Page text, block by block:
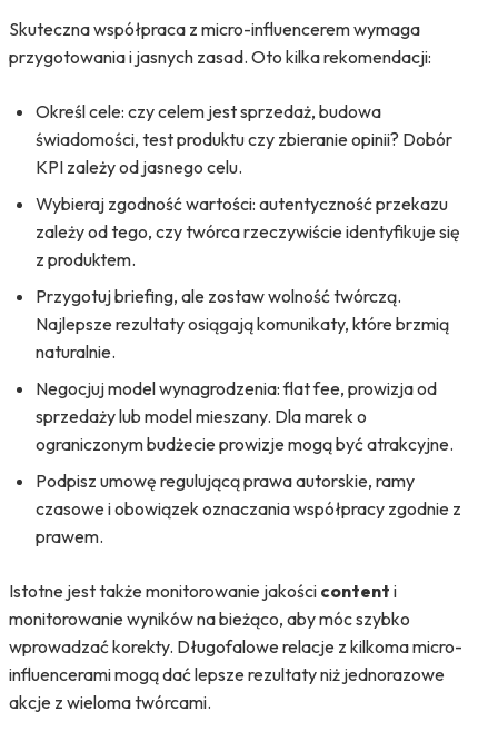
Skuteczna współpraca z micro-influencerem wymaga
przygotowania i jasnych zasad. Oto kilka rekomendacji:
Określ cele: czy celem jest sprzedaż, budowa
świadomości, test produktu czy zbieranie opinii? Dobór
KPI zależy od jasnego celu.
Wybieraj zgodność wartości: autentyczność przekazu
zależy od tego, czy twórca rzeczywiście identyfikuje się
z produktem.
Przygotuj briefing, ale zostaw wolność twórczą.
Najlepsze rezultaty osiągają komunikaty, które brzmią
naturalnie.
Negocjuj model wynagrodzenia: flat fee, prowizja od
sprzedaży lub model mieszany. Dla marek o
ograniczonym budżecie prowizje mogą być atrakcyjne.
Podpisz umowę regulującą prawa autorskie, ramy
czasowe i obowiązek oznaczania współpracy zgodnie z
prawem.
Istotne jest także monitorowanie jakości content i
monitorowanie wyników na bieżąco, aby móc szybko
wprowadzać korekty. Długofalowe relacje z kilkoma micro-
influencerami mogą dać lepsze rezultaty niż jednorazowe
akcje z wieloma twórcami.